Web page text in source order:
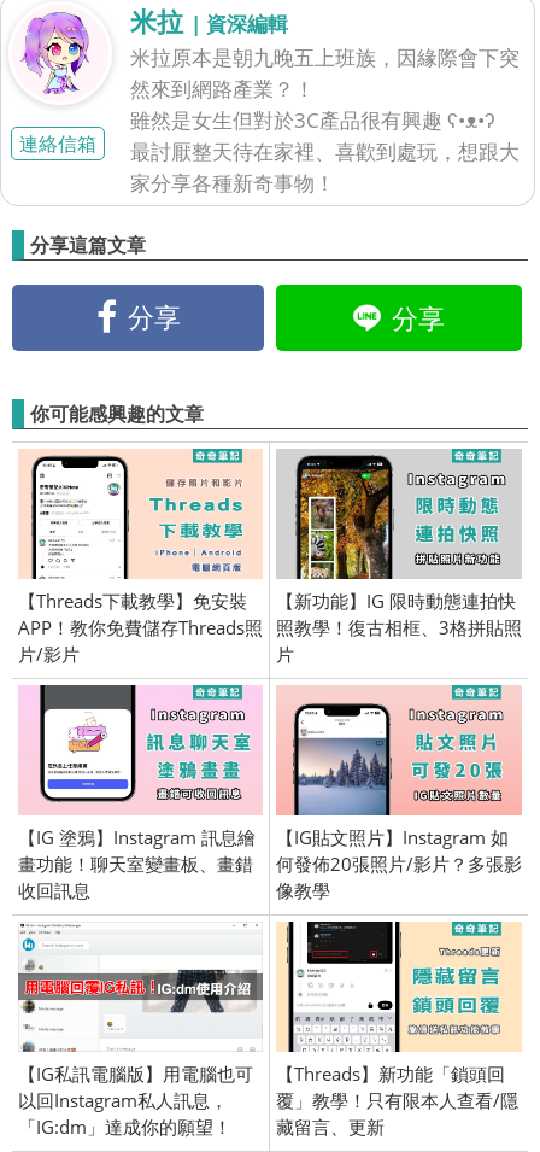
連絡信箱
米拉 | 資深編輯
米拉原本是朝九晚五上班族，因緣際會下突
然來到網路產業？！
雖然是女生但對於3C產品很有興趣 ʕ•ᴥ•ʔ
最討厭整天待在家裡、喜歡到處玩，想跟大
家分享各種新奇事物！
分享這篇文章
分享 分享
你可能感興趣的文章
【Threads下載教學】免安裝
APP！教你免費儲存Threads照
片/影片
【新功能】IG 限時動態連拍快
照教學！復古相框、3格拼貼照
片
【IG 塗鴉】Instagram 訊息繪
畫功能！聊天室變畫板、畫錯
收回訊息
【IG貼文照片】Instagram 如
何發佈20張照片/影片？多張影
像教學
【IG私訊電腦版】用電腦也可
以回Instagram私人訊息，
「IG:dm」達成你的願望！
【Threads】新功能「鎖頭回
覆」教學！只有限本人查看/隱
藏留言、更新